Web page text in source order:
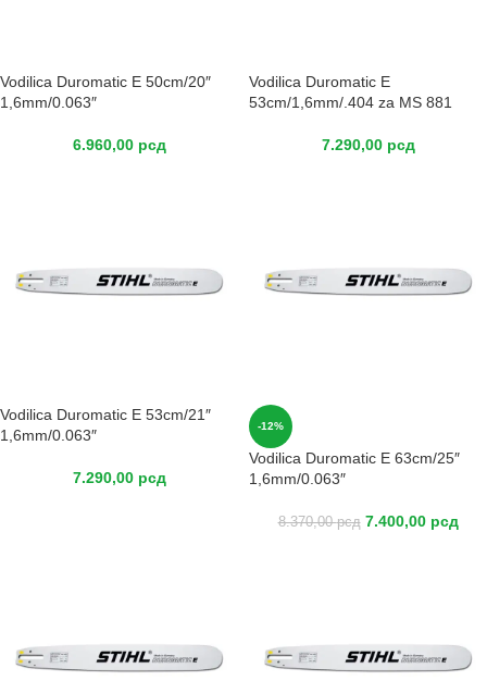
Vodilica Duromatic E 50cm/20″
1,6mm/0.063″
6.960,00 рсд
Vodilica Duromatic E
53cm/1,6mm/.404 za MS 881
7.290,00 рсд
Vodilica Duromatic E 53cm/21″
1,6mm/0.063″
7.290,00 рсд
-12%
Vodilica Duromatic E 63cm/25″
1,6mm/0.063″
8.370,00рсд 7.400,00 рсд